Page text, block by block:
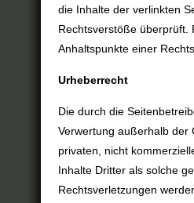
die Inhalte der verlinkten
Rechtsverstöße überprüft.
Anhaltspunkte einer
Urheberrecht
Die durch die
Verwertung außerhalb der
privaten, nicht
Inhalte Dritter als solche
Rechtsverletzungen